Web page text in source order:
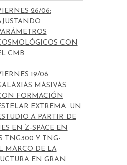
26/06:
CON
CMB
19/06:
MASIVAS
FORMACIÓN
EXTREMA. UN
A PARTIR DE
EN Z-SPACE EN
TNG300 Y TNG-
MARCO DE LA
EN GRAN